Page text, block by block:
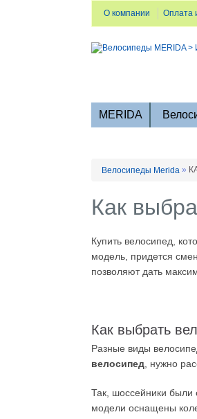
О компании Оплата
MERIDA
Велосипеды Merida »
Как
Купить велосипед,
модель, придется
позволяют дать
Как выбрать
Разные виды
велосипед , нужно
Так, шоссейники были
модели оснащены